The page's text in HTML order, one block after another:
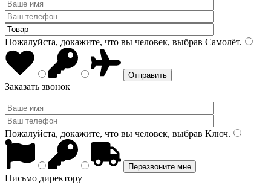
Пожалуйста, докажите, что вы человек, выбрав Самолёт.
Заказать звонок
Пожалуйста, докажите, что вы человек, выбрав Ключ.
Письмо директору